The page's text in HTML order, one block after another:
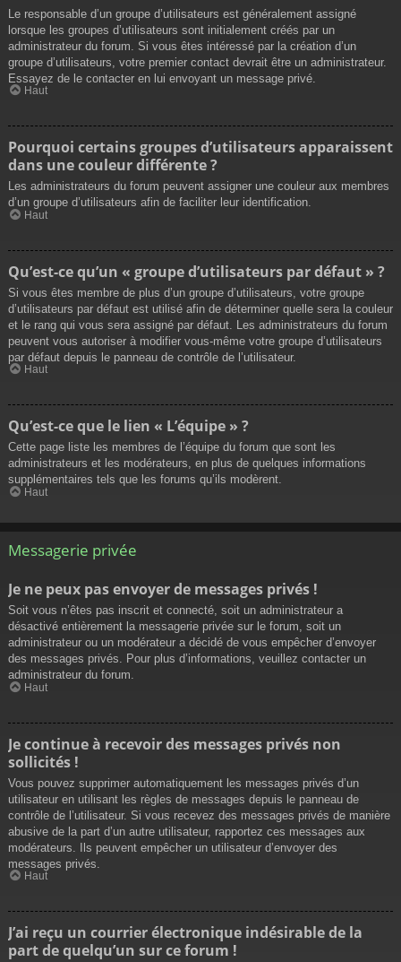
Le responsable d’un groupe d’utilisateurs est généralement assigné
lorsque les groupes d’utilisateurs sont initialement créés par un
administrateur du forum. Si vous êtes intéressé par la création d’un
groupe d’utilisateurs, votre premier contact devrait être un administrateur.
Essayez de le contacter en lui envoyant un message privé.
Haut
Pourquoi certains groupes d’utilisateurs apparaissent
dans une couleur différente ?
Les administrateurs du forum peuvent assigner une couleur aux membres
d’un groupe d’utilisateurs afin de faciliter leur identification.
Haut
Qu’est-ce qu’un « groupe d’utilisateurs par défaut » ?
Si vous êtes membre de plus d’un groupe d’utilisateurs, votre groupe
d’utilisateurs par défaut est utilisé afin de déterminer quelle sera la couleur
et le rang qui vous sera assigné par défaut. Les administrateurs du forum
peuvent vous autoriser à modifier vous-même votre groupe d’utilisateurs
par défaut depuis le panneau de contrôle de l’utilisateur.
Haut
Qu’est-ce que le lien « L’équipe » ?
Cette page liste les membres de l’équipe du forum que sont les
administrateurs et les modérateurs, en plus de quelques informations
supplémentaires tels que les forums qu’ils modèrent.
Haut
Messagerie privée
Je ne peux pas envoyer de messages privés !
Soit vous n’êtes pas inscrit et connecté, soit un administrateur a
désactivé entièrement la messagerie privée sur le forum, soit un
administrateur ou un modérateur a décidé de vous empêcher d’envoyer
des messages privés. Pour plus d’informations, veuillez contacter un
administrateur du forum.
Haut
Je continue à recevoir des messages privés non
sollicités !
Vous pouvez supprimer automatiquement les messages privés d’un
utilisateur en utilisant les règles de messages depuis le panneau de
contrôle de l’utilisateur. Si vous recevez des messages privés de manière
abusive de la part d’un autre utilisateur, rapportez ces messages aux
modérateurs. Ils peuvent empêcher un utilisateur d’envoyer des
messages privés.
Haut
J’ai reçu un courrier électronique indésirable de la
part de quelqu’un sur ce forum !